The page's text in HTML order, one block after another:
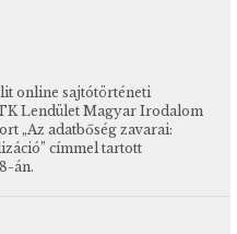
online sajtótörténeti
Lendület Magyar Irodalom
„Az adatbőség zavarai:
címmel tartott
án.